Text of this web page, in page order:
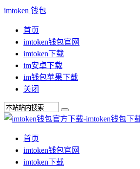
imtoken 钱包
首页
imtoken钱包官网
imtoken下载
im安卓下载
im钱包苹果下载
关闭
首页
imtoken钱包官网
imtoken下载